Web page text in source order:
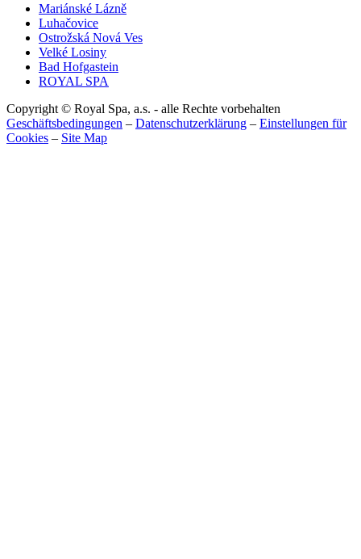
Mariánské Lázně
Luhačovice
Ostrožská Nová Ves
Velké Losiny
Bad Hofgastein
ROYAL SPA
Copyright © Royal Spa, a.s. - alle Rechte vorbehalten
Geschäftsbedingungen – Datenschutzerklärung – Einstellungen für
Cookies – Site Map